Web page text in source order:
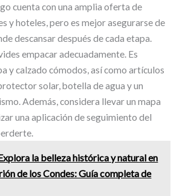
cuenta con una amplia oferta de
y hoteles, pero es mejor asegurarse de
descansar después de cada etapa.
empacar adecuadamente. Es
y calzado cómodos, así como artículos
solar, botella de agua y un
Además, considera llevar un mapa
una aplicación de seguimiento del
la belleza histórica y natural en
de los Condes: Guía completa de